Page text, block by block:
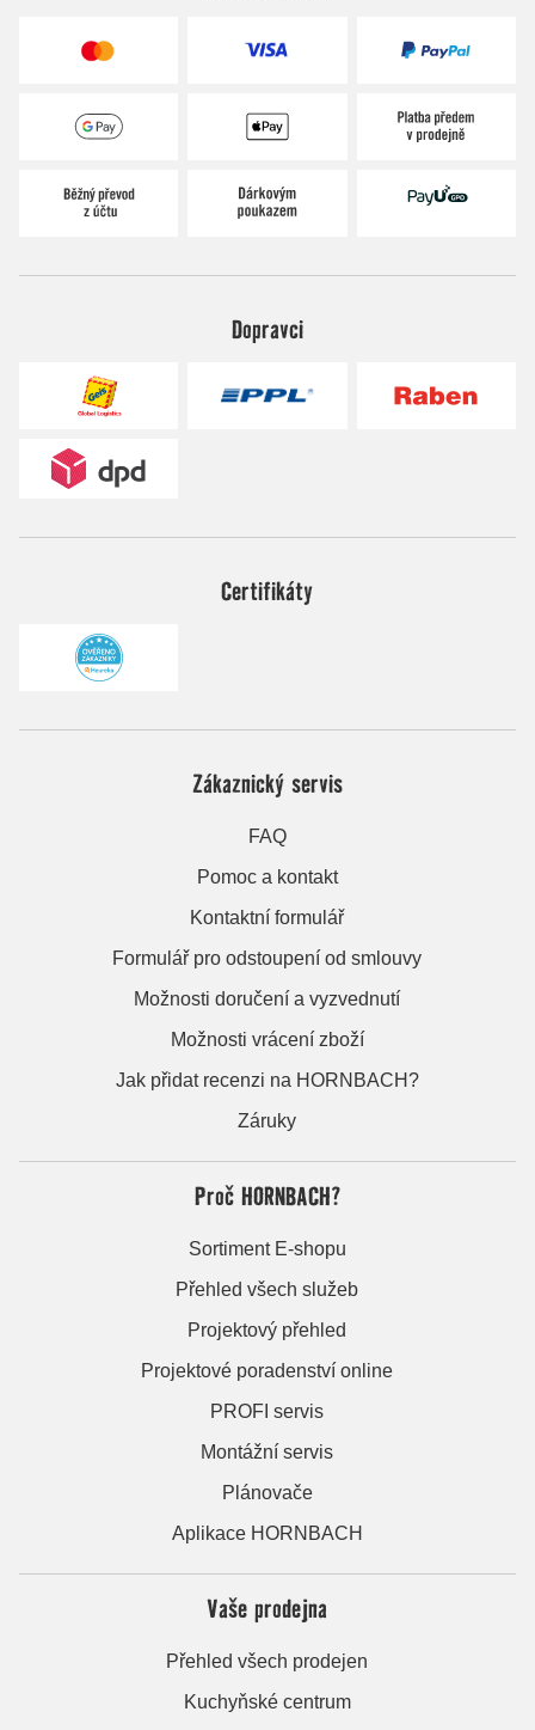
Dopravci
Certifikáty
Zákaznický servis
FAQ
Pomoc a kontakt
Kontaktní formulář
Formulář pro odstoupení od smlouvy
Možnosti doručení a vyzvednutí
Možnosti vrácení zboží
Jak přidat recenzi na HORNBACH?
Záruky
Proč HORNBACH?
Sortiment E-shopu
Přehled všech služeb
Projektový přehled
Projektové poradenství online
PROFI servis
Montážní servis
Plánovače
Aplikace HORNBACH
Vaše prodejna
Přehled všech prodejen
Kuchyňské centrum